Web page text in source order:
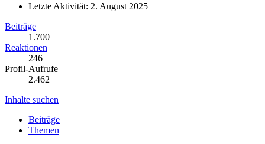
Letzte Aktivität: 2. August 2025
Beiträge
1.700
Reaktionen
246
Profil-Aufrufe
2.462
Inhalte suchen
Beiträge
Themen